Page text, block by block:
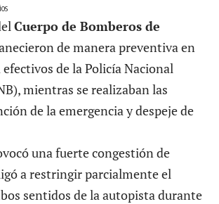
Cuerpo de Bomberos de
de manera preventiva en
de la Policía Nacional
mientras se realizaban las
de la emergencia y despeje de
una fuerte congestión de
a restringir parcialmente el
sentidos de la autopista durante